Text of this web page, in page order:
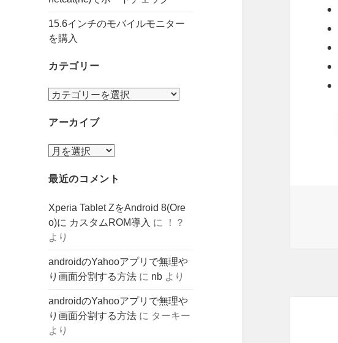
15.6インチのモバイルモニター
を購入
カテゴリー
カ
ゴ
ー
アーカイブ
ア
カ
ブ
最近のコメント
Xperia Tablet ZをAndroid 8(Ore
o)に カスタムROM導入 に
！？
より
androidのYahooアプリで無理や
り画面分割する方法 に nb より
androidのYahooアプリで無理や
り画面分割する方法 に ターキー
より